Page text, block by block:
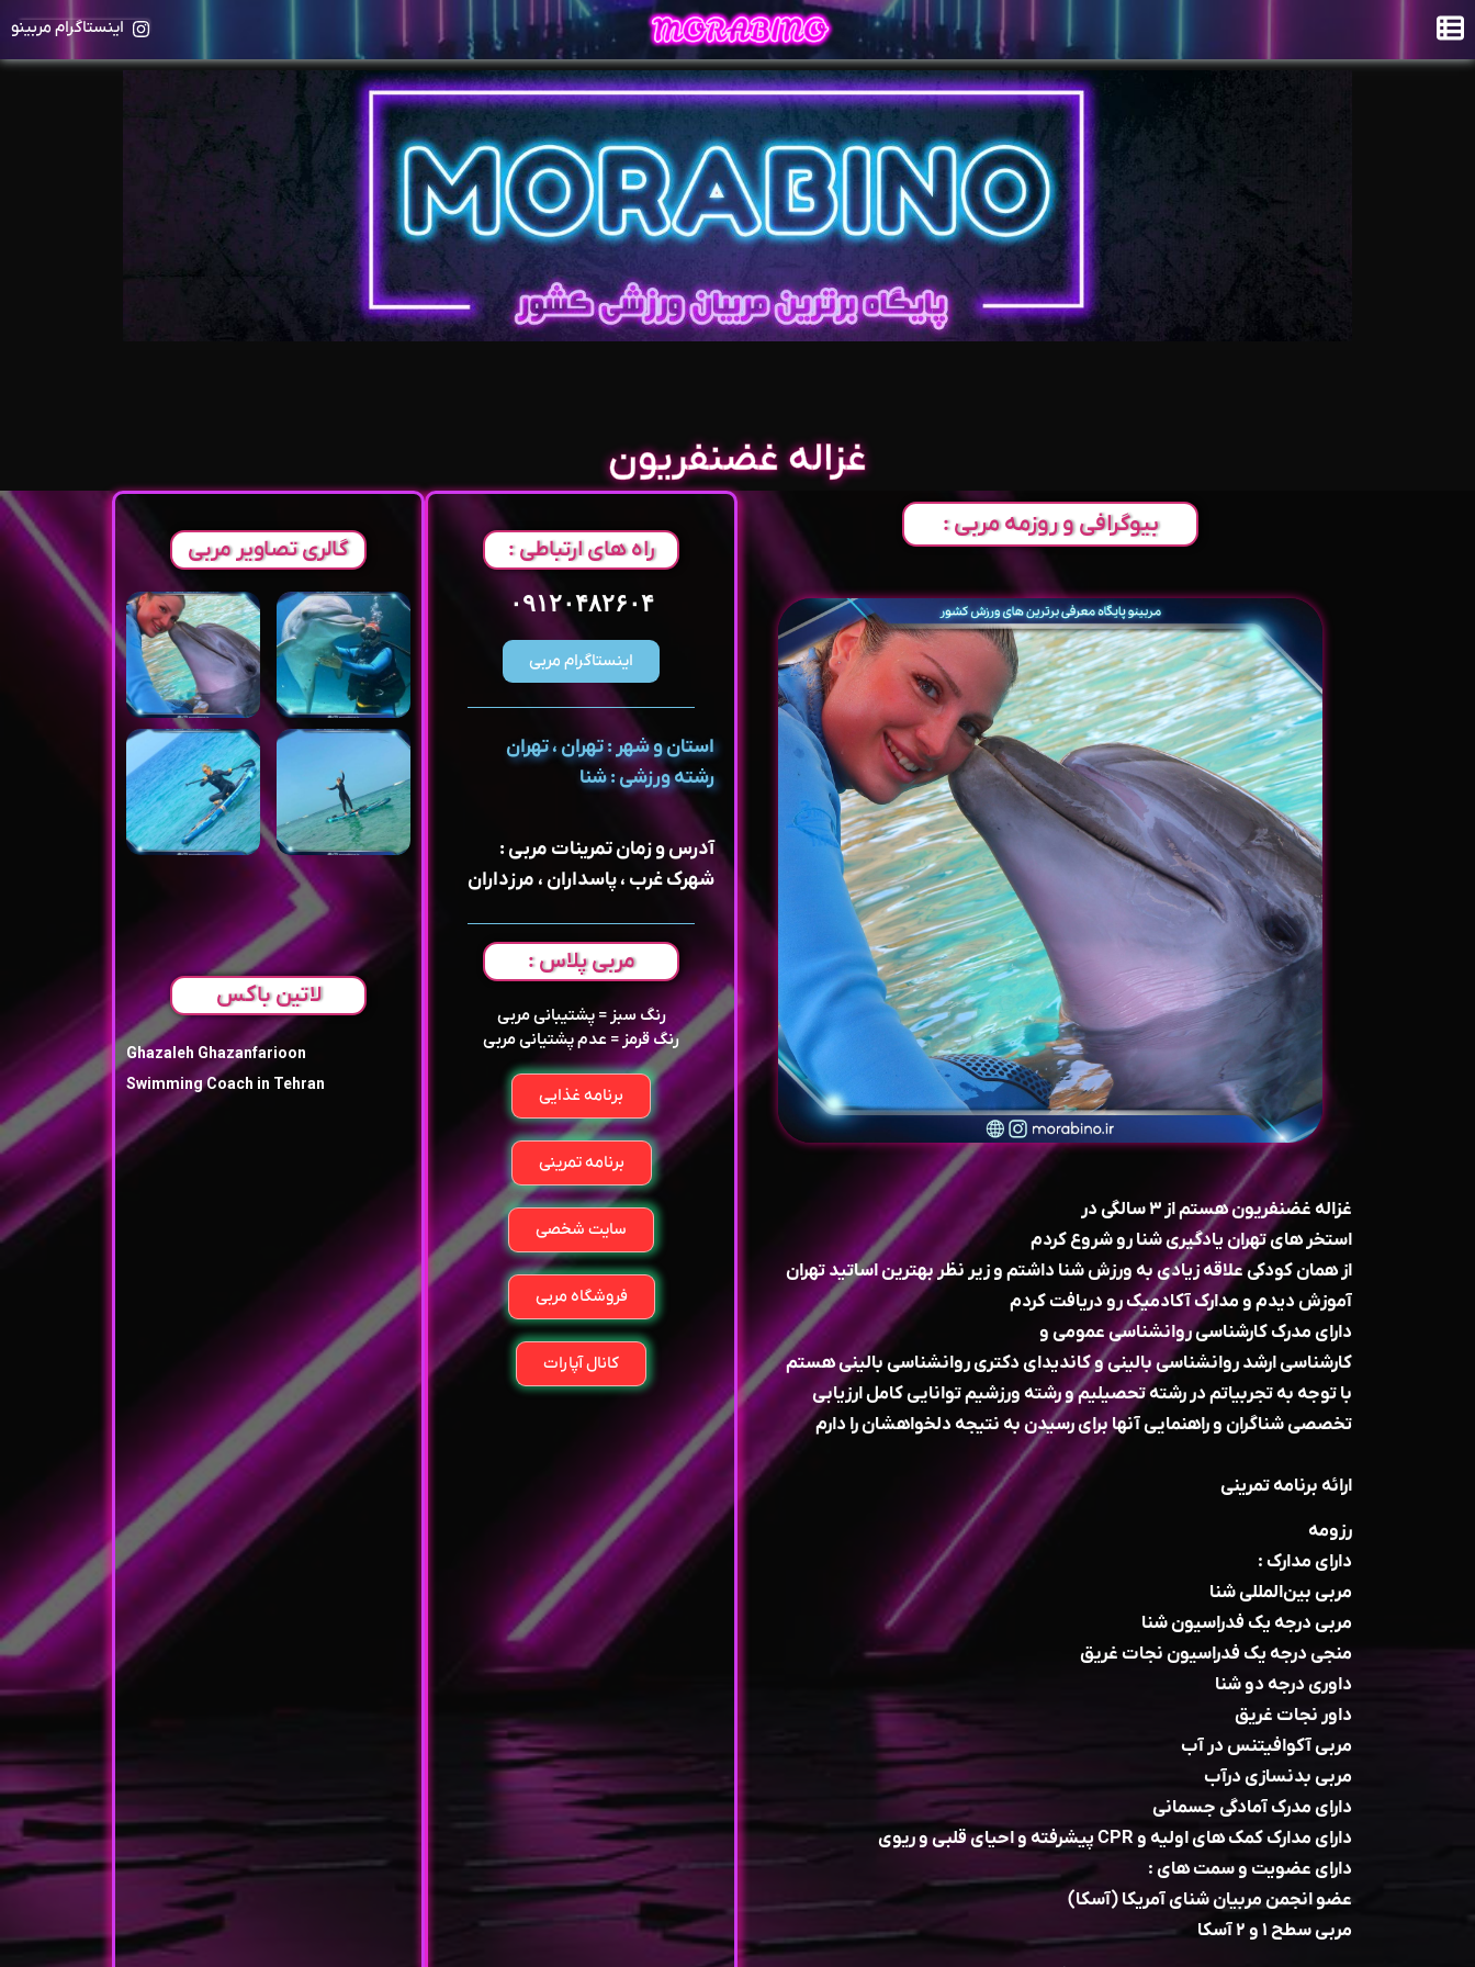
اینستاگرام مربینو
غزاله غضنفریون
بیوگرافی و روزمه مربی :
غزاله غضنفریون هستم از ۳ سالگی در
استخر های تهران یادگیری شنا رو شروع کردم
از همان کودکی علاقه زیادی به ورزش شنا داشتم و زیر نظر بهترین اساتید تهران
آموزش دیدم و مدارک آکادمیک رو دریافت کردم
دارای مدرک کارشناسی روانشناسی عمومی و
کارشناسی ارشد روانشناسی بالینی و کاندیدای دکتری روانشناسی بالینی هستم
با توجه به تجربیاتم در رشته تحصیلیم و رشته ورزشیم توانایی کامل ارزیابی
تخصصی شناگران و راهنمایی آنها برای رسیدن به نتیجه دلخواهشان را دارم
ارائه برنامه تمرینی
رزومه
دارای مدارک :
مربی بین‌المللی شنا
مربی درجه یک فدراسیون شنا
منجی درجه یک فدراسیون نجات غریق
داوری درجه دو شنا
داور نجات غریق
مربی آکوافیتنس در آب
مربی بدنسازی درآب
دارای مدرک آمادگی جسمانی
دارای مدارک کمک های اولیه و CPR پیشرفته و احیای قلبی و ریوی
دارای عضویت و سمت های :
عضو انجمن مربیان شنای آمریکا (آسکا)
مربی سطح ۱ و ۲ آسکا
راه های ارتباطی :
۰۹۱۲۰۴۸۲۶۰۴
اینستاگرام مربی
استان و شهر : تهران ، تهران
رشته ورزشی : شنا
آدرس و زمان تمرینات مربی :
شهرک غرب ، پاسداران ، مرزداران
مربی پلاس :
رنگ سبز = پشتیبانی مربی
رنگ قرمز = عدم پشتیانی مربی
برنامه غذایی
برنامه تمرینی
سایت شخصی
فروشگاه مربی
کانال آپارات
گالری تصاویر مربی
لاتین باکس
Ghazaleh Ghazanfarioon
Swimming Coach in Tehran